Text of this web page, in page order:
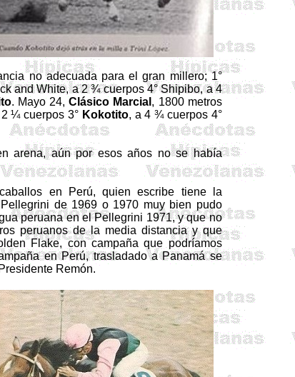
no adecuada para el gran millero; 1°
and White, a 2 ¾ cuerpos 4° Shipibo, a 4
. Mayo 24,Clásico Marcial , 1800 metros
¼ cuerpos 3° Kokotito, a 4 ¾ cuerpos 4°
arena, aún por esos años no se había
en Perú, quien escribe tiene la
de 1969 o 1970 muy bien pudo
peruana en el Pellegrini 1971, y que no
peruanos de la media distancia y que
Flake, con campaña que podríamos
en Perú, trasladado a Panamá se
Remón.